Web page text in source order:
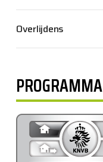
Overlijdens
PROGRAMMA